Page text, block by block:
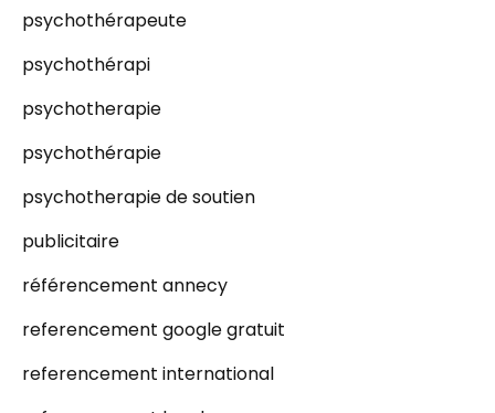
psychothérapeute
psychothérapi
psychotherapie
psychothérapie
psychotherapie de soutien
publicitaire
référencement annecy
referencement google gratuit
referencement international